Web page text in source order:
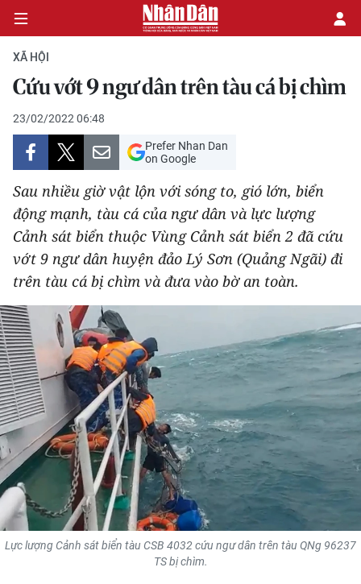
CHÍNH TRỊ
KINH TẾ
VĂN HÓA
XÃ HỘI
PHÁP LUẬT
DU LỊCH
THẾ GIỚI
THỂ THAO
GIÁO DỤC
Y TẾ
KHOA HỌC - CÔNG NGHỆ
MÔI TRƯỜNG
XÃ HỘI
Cứu vớt 9 ngư dân trên tàu cá bị chìm
23/02/2022 06:48
Prefer Nhan Dan
on Google
Sau nhiều giờ vật lộn với sóng to, gió lớn, biển
động mạnh, tàu cá của ngư dân và lực lượng
Cảnh sát biển thuộc Vùng Cảnh sát biển 2 đã cứu
vớt 9 ngư dân huyện đảo Lý Sơn (Quảng Ngãi) đi
trên tàu cá bị chìm và đưa vào bờ an toàn.
Lực lượng Cảnh sát biển tàu CSB 4032 cứu ngư dân trên tàu QNg 96237
TS bị chìm.